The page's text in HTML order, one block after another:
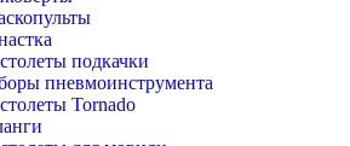
подкачки
пневмоинструмента
Tornado